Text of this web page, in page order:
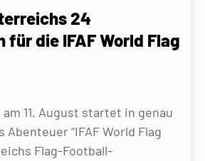
24
für die IFAF World Flag
11. August startet in genau
Abenteuer “IFAF World Flag
Flag-Football-